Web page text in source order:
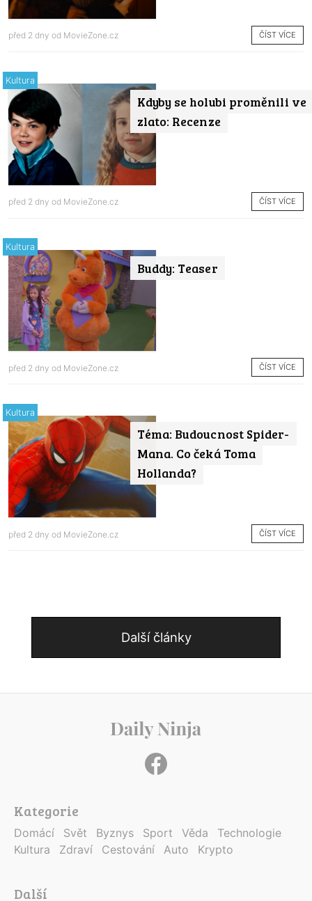
před 2 dny od MovieZone.cz ČÍST VÍCE
Kdyby se holubi proměnili ve
zlato: Recenze
Kultura
před 2 dny od MovieZone.cz ČÍST VÍCE
Buddy: Teaser
Kultura
před 2 dny od MovieZone.cz ČÍST VÍCE
Téma: Budoucnost Spider-
Mana. Co čeká Toma
Hollanda?
Kultura
před 2 dny od MovieZone.cz ČÍST VÍCE
Další články
Kategorie
Domácí Svět Byznys Sport Věda
Technologie
Kultura
Zdraví Cestování Auto Krypto
Další